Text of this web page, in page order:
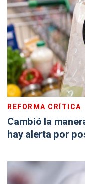
REFORMA CRÍTICA
Cambió la
hay alerta por